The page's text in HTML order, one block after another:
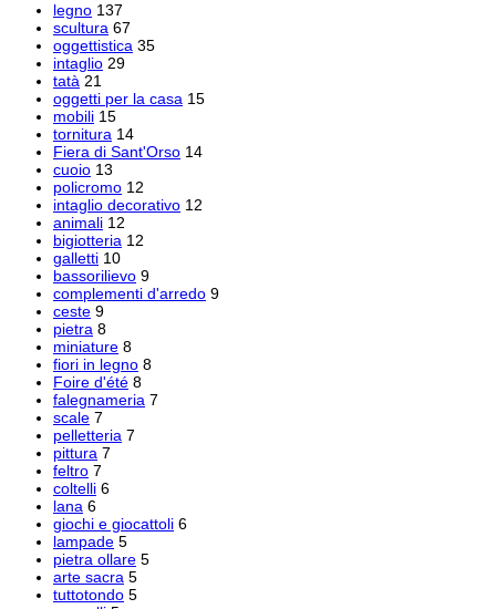
legno 137
scultura 67
oggettistica 35
intaglio 29
tatà 21
oggetti per la casa 15
mobili 15
tornitura 14
Fiera di Sant'Orso 14
cuoio 13
policromo 12
intaglio decorativo 12
animali 12
bigiotteria 12
galletti 10
bassorilievo 9
complementi d'arredo 9
ceste 9
pietra 8
miniature 8
fiori in legno 8
Foire d'été 8
falegnameria 7
scale 7
pelletteria 7
pittura 7
feltro 7
coltelli 6
lana 6
giochi e giocattoli 6
lampade 5
pietra ollare 5
arte sacra 5
tuttotondo 5